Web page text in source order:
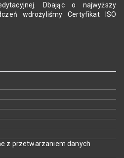
Dbając o najwyższy
wdrożyliśmy Certyfikat ISO
z przetwarzaniem danych